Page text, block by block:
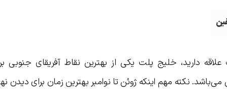
علاقه دارید، خلیج پلت یکی از بهترین نقاط آفریقای
نکته مهم اینکه ژوئن تا نوامبر بهترین زمان برای دیدن